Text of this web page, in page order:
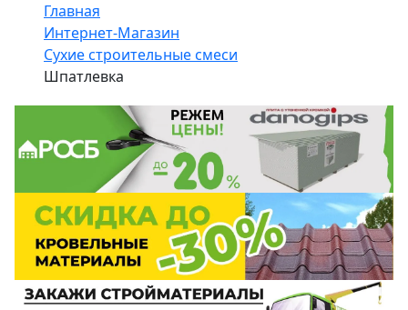
Главная
Интернет-Магазин
Сухие строительные смеси
Шпатлевка